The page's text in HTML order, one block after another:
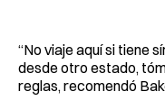
“No viaje aquí si tiene
desde otro estado,
reglas, recomendó